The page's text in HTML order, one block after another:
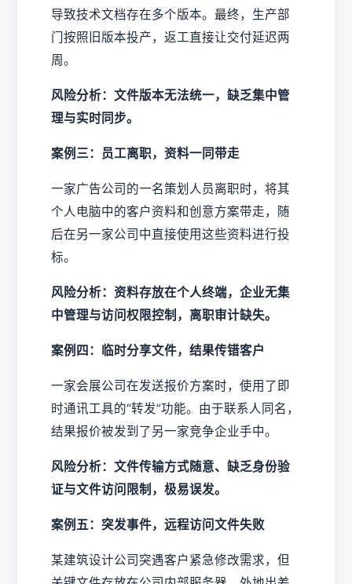
导致技术文档存在多个版本。最终，生产部
门按照旧版本投产，返工直接让交付延迟两
周。
风险分析：文件版本无法统一，缺乏集中管
理与实时同步。
案例三：员工离职，资料一同带走
一家广告公司的一名策划人员离职时，将其
个人电脑中的客户资料和创意方案带走，随
后在另一家公司中直接使用这些资料进行投
标。
风险分析：资料存放在个人终端，企业无集
中管理与访问权限控制，离职审计缺失。
案例四：临时分享文件，结果传错客户
一家会展公司在发送报价方案时，使用了即
时通讯工具的“转发”功能。由于联系人同名，
结果报价被发到了另一家竞争企业手中。
风险分析：文件传输方式随意、缺乏身份验
证与文件访问限制，极易误发。
案例五：突发事件，远程访问文件失败
某建筑设计公司突遇客户紧急修改需求，但